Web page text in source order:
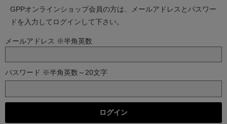
GPPオンラインショップ会員の方は、メールアドレスとパスワー
ドを入力してログインして下さい。
メールアドレス ※半角英数
パスワード ※半角英数～20文字